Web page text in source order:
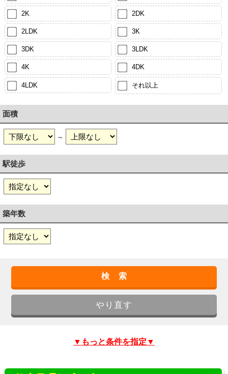
2K 2DK
2LDK 3K
3DK 3LDK
4K 4DK
4LDK それ以上
面積
～
駅徒歩
築年数
▼もっと条件を指定▼